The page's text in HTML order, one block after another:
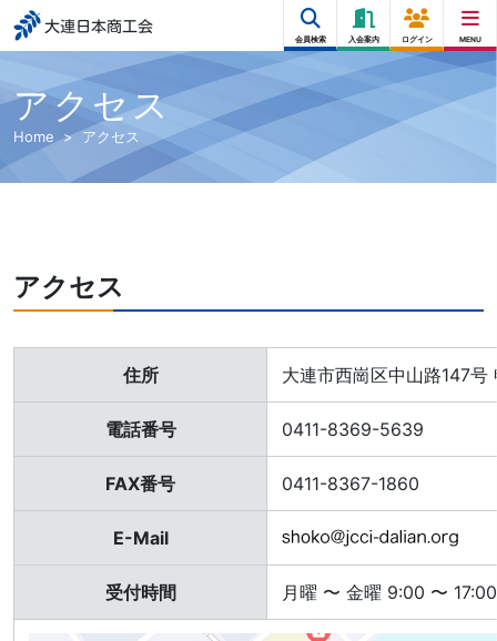
大連日本商工会
会員検索 入会案内 ログイン MENU
アクセス
Home アクセス
アクセス
住所 大連市西崗区中山路147号
電話番号 0411-8369-5639
FAX番号 0411-8367-1860
E-Mail
受付時間 月曜 〜 金曜 9:00 〜